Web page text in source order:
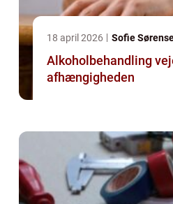
18 april 2026 Sofie
Alkoholbehandling vejen ud af
afhængigheden